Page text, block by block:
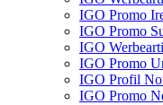
IGO Promo
IGO Promo
IGO
IGO Promo
IGO Profil
IGO Promo